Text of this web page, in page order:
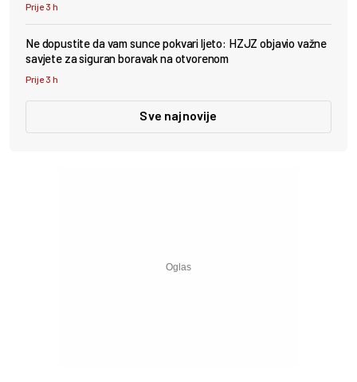
Prije 3 h
Ne dopustite da vam sunce pokvari ljeto: HZJZ objavio važne
savjete za siguran boravak na otvorenom
Prije 3 h
Sve najnovije